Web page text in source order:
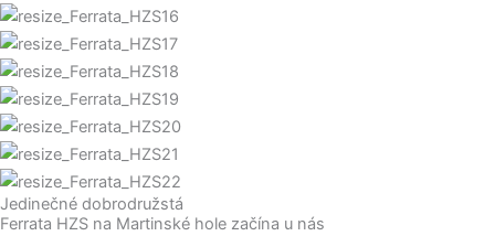
Jedinečné dobrodružstá
Ferrata HZS na Martinské hole začína u nás